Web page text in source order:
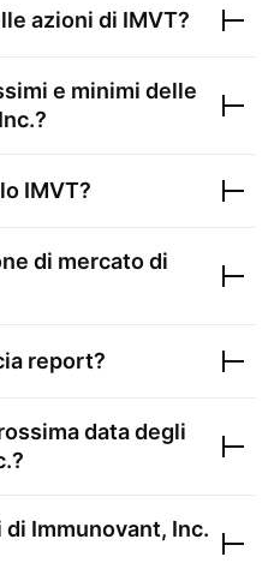
azioni di IMVT?
e minimi delle
?
IMVT?
di mercato di
report?
data degli
?
di Immunovant, Inc.